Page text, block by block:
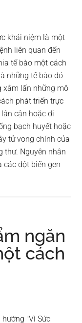
khái niệm là một
liên quan đến
tế bào một cách
những tế bào đó
xâm lấn những mô
phát triển trực
cận hoặc di
bạch huyết hoặc
tử vong chính của
thư. Nguyên nhân
các đột biến gen
ngăn
cách
hướng "Vì Sức